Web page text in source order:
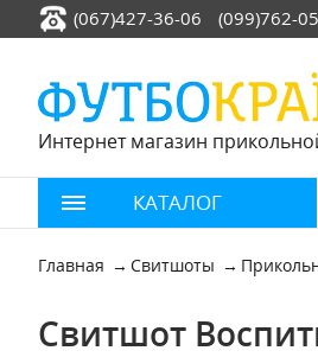
(067)427-36-06 (099)762-
Интернет магазин
КАТАЛОГ
Главная Свитшоты
Свитшот